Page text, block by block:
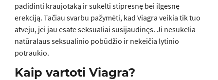
padidinti kraujotaką ir sukelti stipresnę bei ilgesnę
erekciją. Tačiau svarbu pažymėti, kad Viagra veikia tik tuo
atveju, jei jau esate seksualiai susijaudinęs. Ji nesukelia
natūralaus seksualinio pobūdžio ir nekeičia lytinio
potraukio.
Kaip vartoti Viagra?